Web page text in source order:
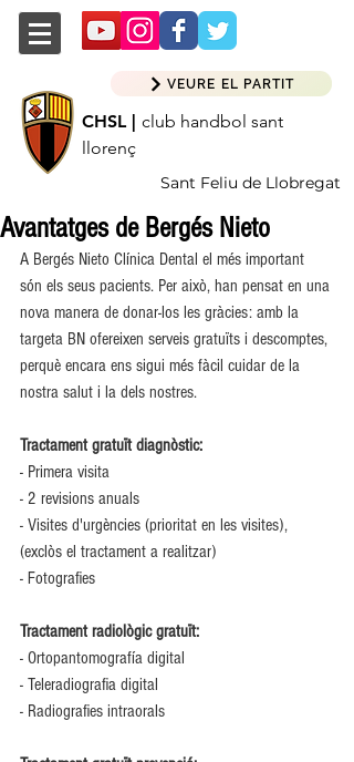
CHSL | club handbol sant
llorenç
Sant Feliu de Llobregat
VEURE EL PARTIT
Avantatges de Bergés Nieto
A Bergés Nieto Clínica Dental el més important
són els seus pacients. Per això, han pensat en una
nova manera de donar-los les gràcies: amb la
targeta BN ofereixen serveis gratuïts i descomptes,
perquè encara ens sigui més fàcil cuidar de la
nostra salut i la dels nostres.
Tractament gratuït diagnòstic:
- Primera visita
- 2 revisions anuals
- Visites d'urgències (prioritat en les visites),
(exclòs el tractament a realitzar)
- Fotografies
Tractament radiològic gratuït:
- Ortopantomografía digital
- Teleradiografia digital
- Radiografies intraorals